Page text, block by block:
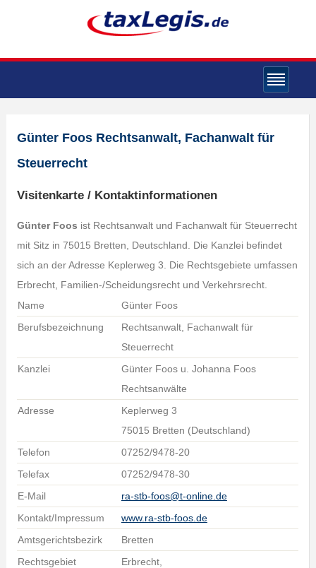
Günter Foos Rechtsanwalt, Fachanwalt für
Steuerrecht
Visitenkarte / Kontaktinformationen
Günter Foos ist Rechtsanwalt und Fachanwalt für Steuerrecht
mit Sitz in 75015 Bretten, Deutschland. Die Kanzlei befindet
sich an der Adresse Keplerweg 3. Die Rechtsgebiete umfassen
Erbrecht, Familien-/Scheidungsrecht und Verkehrsrecht.
Name
Günter Foos
Berufsbezeichnung
Rechtsanwalt, Fachanwalt für
Steuerrecht
Kanzlei
Günter Foos u. Johanna Foos
Rechtsanwälte
Adresse
Keplerweg 3
75015 Bretten (Deutschland)
Telefon
07252/9478-20
Telefax
07252/9478-30
E-Mail
ra-stb-foos@t-online.de
Kontakt/Impressum
www.ra-stb-foos.de
Amtsgerichtsbezirk
Bretten
Rechtsgebiet
Erbrecht,